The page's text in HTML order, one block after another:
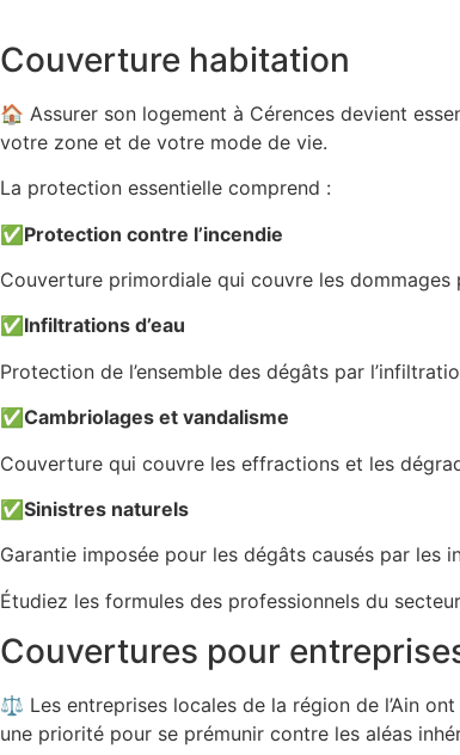
Couverture habitation
🏠 Assurer son logement à Cérences devient
votre zone et de votre mode de vie.
La protection essentielle comprend :
✅Protection contre l’incendie
Couverture primordiale qui couvre les
✅ Infiltrations d’eau
Protection de l’ensemble des dégâts par
✅Cambriolages et vandalisme
Couverture qui couvre les effractions et les
✅Sinistres naturels
Garantie imposée pour les dégâts causés par les
Étudiez les formules des professionnels du
Couvertures pour
⚖️ Les entreprises locales de la région de l’Ain
une priorité pour se prémunir contre les aléas